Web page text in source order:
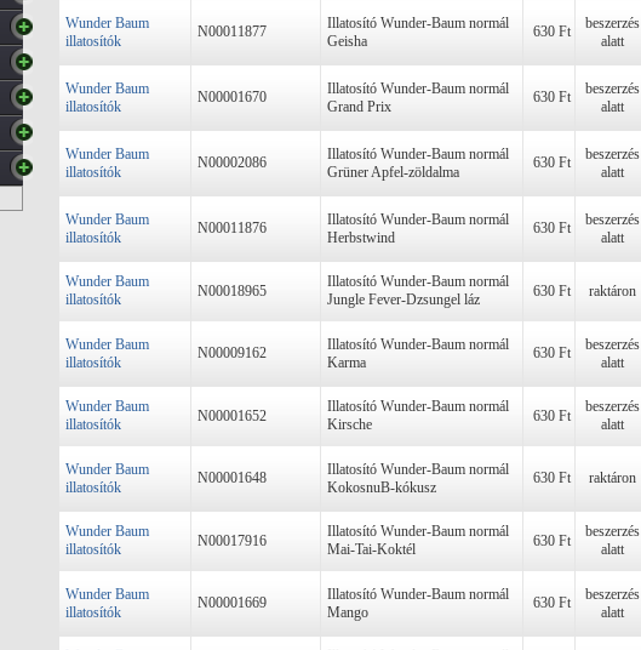
Wunder Baum
illatosítók
N00011877
Illatosító Wunder-Baum normál
Geisha
630 Ft
beszerzés
alatt
Wunder Baum
illatosítók
N00001670
Illatosító Wunder-Baum normál
Grand Prix
630 Ft
beszerzés
alatt
Wunder Baum
illatosítók
N00002086
Illatosító Wunder-Baum normál
Grüner Apfel-zöldalma
630 Ft
beszerzés
alatt
Wunder Baum
illatosítók
N00011876
Illatosító Wunder-Baum normál
Herbstwind
630 Ft
beszerzés
alatt
Wunder Baum
illatosítók
N00018965
Illatosító Wunder-Baum normál
Jungle Fever-Dzsungel láz
630 Ft raktáron
Wunder Baum
illatosítók
N00009162
Illatosító Wunder-Baum normál
Karma
630 Ft
beszerzés
alatt
Wunder Baum
illatosítók
N00001652
Illatosító Wunder-Baum normál
Kirsche
630 Ft
beszerzés
alatt
Wunder Baum
illatosítók
N00001648
Illatosító Wunder-Baum normál
KokosnuB-kókusz
630 Ft raktáron
Wunder Baum
illatosítók
N00017916
Illatosító Wunder-Baum normál
Mai-Tai-Koktél
630 Ft
beszerzés
alatt
Wunder Baum
illatosítók
N00001669
Illatosító Wunder-Baum normál
Mango
630 Ft
beszerzés
alatt